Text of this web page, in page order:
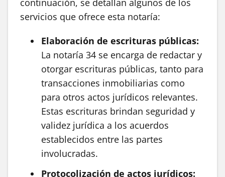
continuación, se detallan algunos de los
servicios que ofrece esta notaría:
Elaboración de escrituras públicas:
La notaría 34 se encarga de redactar y
otorgar escrituras públicas, tanto para
transacciones inmobiliarias como
para otros actos jurídicos relevantes.
Estas escrituras brindan seguridad y
validez jurídica a los acuerdos
establecidos entre las partes
involucradas.
Protocolización de actos jurídicos: